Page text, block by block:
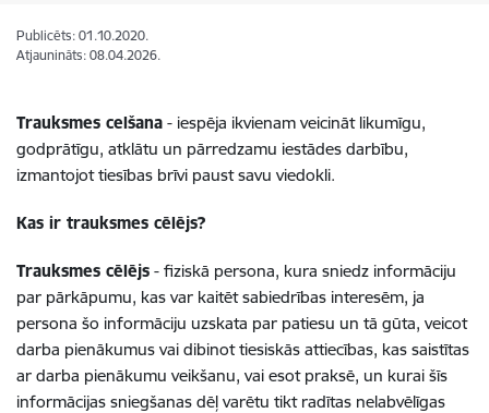
Publicēts: 01.10.2020.
Atjaunināts: 08.04.2026.
Trauksmes celšana - iespēja ikvienam veicināt likumīgu,
godprātīgu, atklātu un pārredzamu iestādes darbību,
izmantojot tiesības brīvi paust savu viedokli.
Kas ir trauksmes cēlējs?
Trauksmes cēlējs - fiziskā persona, kura sniedz informāciju
par pārkāpumu, kas var kaitēt sabiedrības interesēm, ja
persona šo informāciju uzskata par patiesu un tā gūta, veicot
darba pienākumus vai dibinot tiesiskās attiecības, kas saistītas
ar darba pienākumu veikšanu, vai esot praksē, un kurai šīs
informācijas sniegšanas dēļ varētu tikt radītas nelabvēlīgas